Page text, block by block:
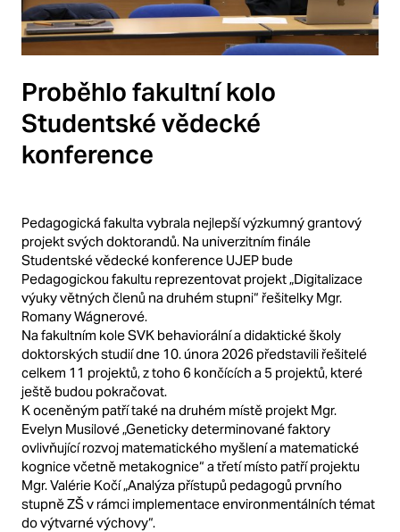
Proběhlo fakultní kolo
Studentské vědecké
konference
Pedagogická fakulta vybrala nejlepší výzkumný grantový
projekt svých doktorandů. Na univerzitním finále
Studentské vědecké konference UJEP bude
Pedagogickou fakultu reprezentovat projekt „Digitalizace
výuky větných členů na druhém stupni“ řešitelky Mgr.
Romany Wágnerové.
Na fakultním kole SVK behaviorální a didaktické školy
doktorských studií dne 10. února 2026 představili řešitelé
celkem 11 projektů, z toho 6 končících a 5 projektů, které
ještě budou pokračovat.
K oceněným patří také na druhém místě projekt Mgr.
Evelyn Musilové „Geneticky determinované faktory
ovlivňující rozvoj matematického myšlení a matematické
kognice včetně metakognice“ a třetí místo patří projektu
Mgr. Valérie Kočí „Analýza přístupů pedagogů prvního
stupně ZŠ v rámci implementace environmentálních témat
do výtvarné výchovy“.